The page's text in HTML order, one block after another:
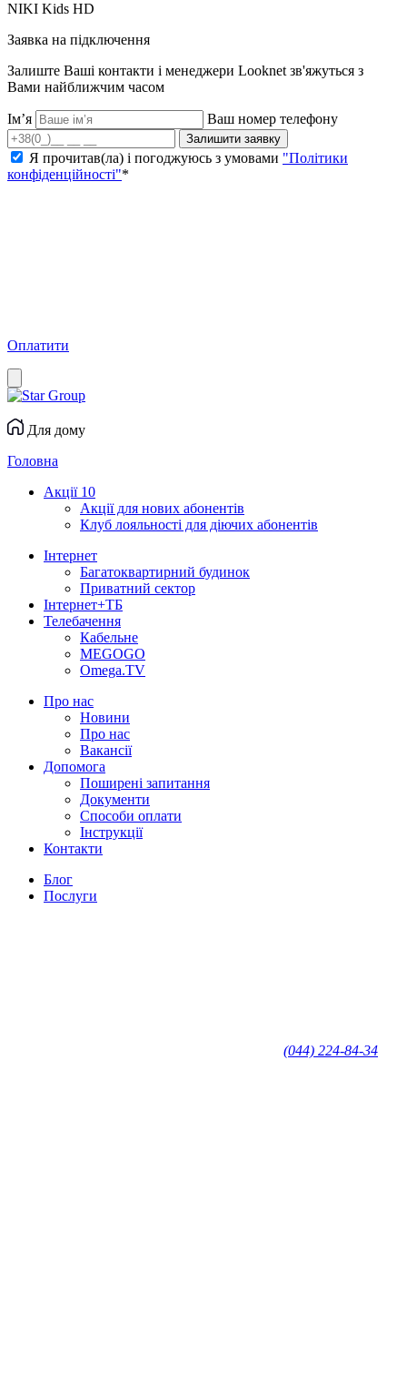
NIKI Kids HD
Заявка на підключення
Залиште Ваші контакти і менеджери Looknet зв'яжуться з
Вами найближчим часом
Ім’я Ваш номер телефону
Залишити заявку
Я прочитав(ла) і погоджуюсь з умовами "Політики
конфіденційності"*
Оплатити
Для дому
Головна
Акції 10
Акції для нових абонентів
Клуб лояльності для діючих абонентів
Інтернет
Багатоквартирний будинок
Приватний сектор
Інтернет+ТБ
Телебачення
Кабельне
MEGOGO
Omega.TV
Про нас
Новини
Про нас
Вакансії
Допомога
Поширені запитання
Документи
Способи оплати
Інструкції
Контакти
Блог
Послуги
(044) 224-84-34